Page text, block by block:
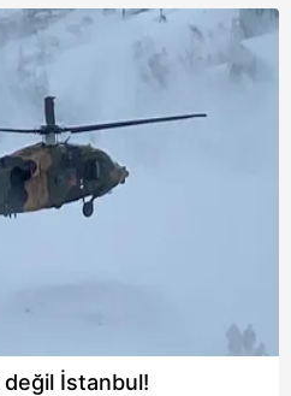
değil İstanbul!